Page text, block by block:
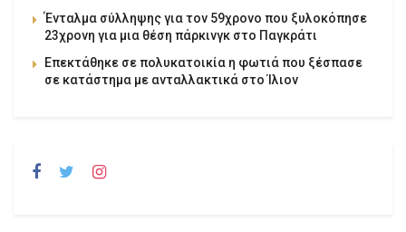
Ένταλμα σύλληψης για τον 59χρονο που ξυλοκόπησε
23χρονη για μια θέση πάρκινγκ στο Παγκράτι
Επεκτάθηκε σε πολυκατοικία η φωτιά που ξέσπασε
σε κατάστημα με ανταλλακτικά στο Ίλιον